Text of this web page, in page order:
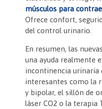
músculos para
Ofrece confort,
del control urinario.
En resumen, las
una ayuda realmente
incontinencia urinaria
interesantes como la
y bipolar, el sillón de
láser CO2 o la terapia